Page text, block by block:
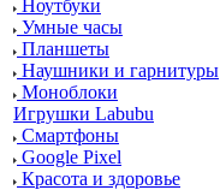
Ноутбуки
Умные часы
Планшеты
Наушники и гарнитуры
Моноблоки
Игрушки Labubu
Смартфоны
Google Pixel
Красота и здоровье